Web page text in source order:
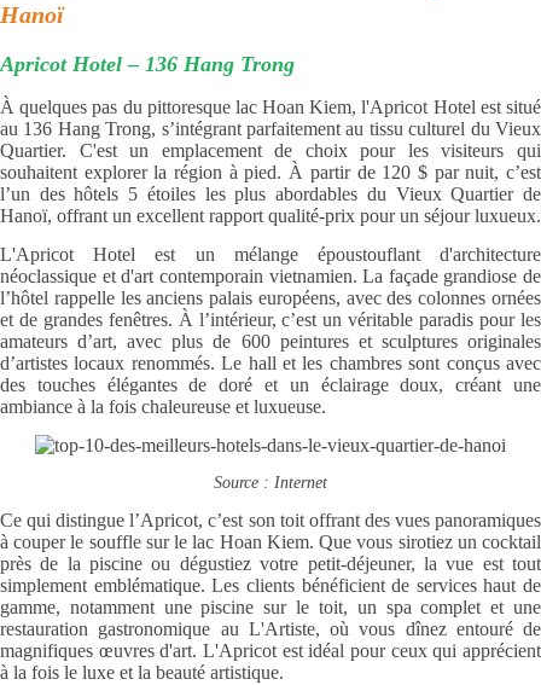
Hanoï
Apricot Hotel – 136 Hang Trong
À quelques pas du pittoresque lac Hoan Kiem, l'Apricot Hotel est situé
au 136 Hang Trong, s’intégrant parfaitement au tissu culturel du Vieux
Quartier. C'est un emplacement de choix pour les visiteurs qui
souhaitent explorer la région à pied. À partir de 120 $ par nuit, c’est
l’un des hôtels 5 étoiles les plus abordables du Vieux Quartier de
Hanoï, offrant un excellent rapport qualité-prix pour un séjour luxueux.
L'Apricot Hotel est un mélange époustouflant d'architecture
néoclassique et d'art contemporain vietnamien. La façade grandiose de
l’hôtel rappelle les anciens palais européens, avec des colonnes ornées
et de grandes fenêtres. À l’intérieur, c’est un véritable paradis pour les
amateurs d’art, avec plus de 600 peintures et sculptures originales
d’artistes locaux renommés. Le hall et les chambres sont conçus avec
des touches élégantes de doré et un éclairage doux, créant une
ambiance à la fois chaleureuse et luxueuse.
Source : Internet
Ce qui distingue l’Apricot, c’est son toit offrant des vues panoramiques
à couper le souffle sur le lac Hoan Kiem. Que vous sirotiez un cocktail
près de la piscine ou dégustiez votre petit-déjeuner, la vue est tout
simplement emblématique. Les clients bénéficient de services haut de
gamme, notamment une piscine sur le toit, un spa complet et une
restauration gastronomique au L'Artiste, où vous dînez entouré de
magnifiques œuvres d'art. L'Apricot est idéal pour ceux qui apprécient
à la fois le luxe et la beauté artistique.